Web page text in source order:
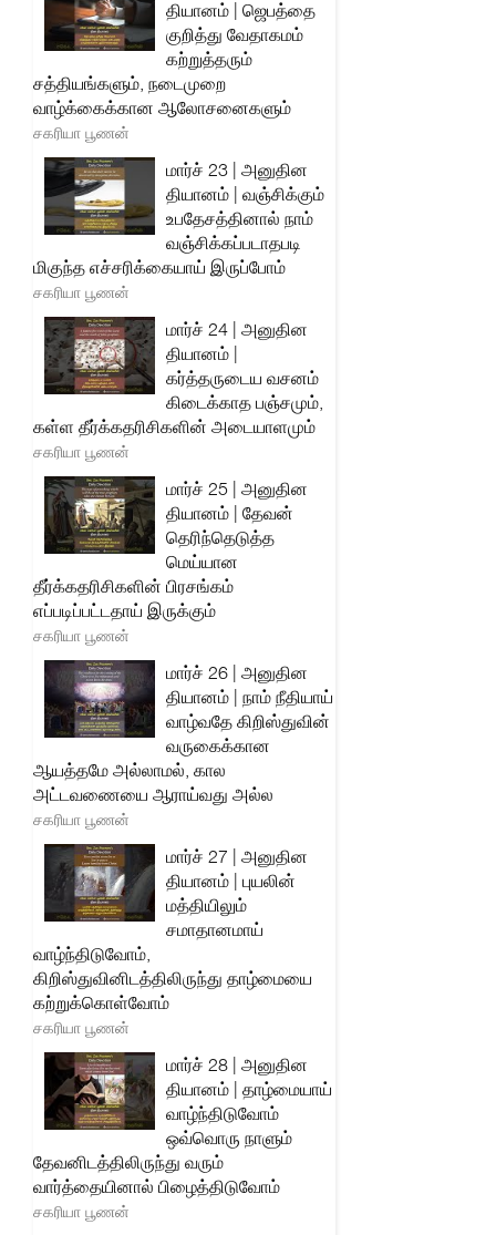
தியானம் | ஜெபத்தை
குறித்து வேதாகமம்
கற்றுத்தரும்
சத்தியங்களும், நடைமுறை
வாழ்க்கைக்கான ஆலோசனைகளும்
சகரியா பூணன்
மார்ச் 23 | அனுதின
தியானம் | வஞ்சிக்கும்
உபதேசத்தினால் நாம்
வஞ்சிக்கப்படாதபடி
மிகுந்த எச்சரிக்கையாய் இருப்போம்
சகரியா பூணன்
மார்ச் 24 | அனுதின
தியானம் |
கர்த்தருடைய வசனம்
கிடைக்காத பஞ்சமும்,
கள்ள தீர்க்கதரிசிகளின் அடையாளமும்
சகரியா பூணன்
மார்ச் 25 | அனுதின
தியானம் | தேவன்
தெரிந்தெடுத்த
மெய்யான
தீர்க்கதரிசிகளின் பிரசங்கம்
எப்படிப்பட்டதாய் இருக்கும்
சகரியா பூணன்
மார்ச் 26 | அனுதின
தியானம் | நாம் நீதியாய்
வாழ்வதே கிறிஸ்துவின்
வருகைக்கான
ஆயத்தமே அல்லாமல், கால
அட்டவணையை ஆராய்வது அல்ல
சகரியா பூணன்
மார்ச் 27 | அனுதின
தியானம் | புயலின்
மத்தியிலும்
சமாதானமாய்
வாழ்ந்திடுவோம்,
கிறிஸ்துவினிடத்திலிருந்து தாழ்மையை
கற்றுக்கொள்வோம்
சகரியா பூணன்
மார்ச் 28 | அனுதின
தியானம் | தாழ்மையாய்
வாழ்ந்திடுவோம்
ஒவ்வொரு நாளும்
தேவனிடத்திலிருந்து வரும்
வார்த்தையினால் பிழைத்திடுவோம்
சகரியா பூணன்